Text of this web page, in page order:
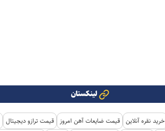
لینکستان
خرید نقره آنلاین قیمت ضایعات آهن امروز قیمت ترازو دیجیتال